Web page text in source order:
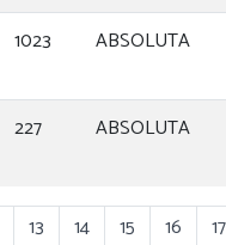
1023 ABSOLUTA
227 ABSOLUTA
13 14 15 16 17